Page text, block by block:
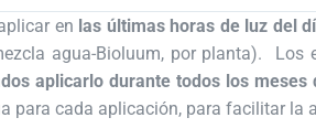
en las últimas horas de luz del
agua-Bioluum, por planta).
aplicarlo durante todos los meses
para cada aplicación, para facilitar